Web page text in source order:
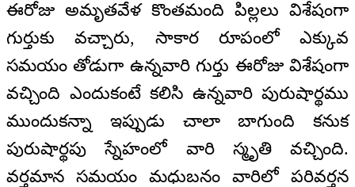
ఈరోజు అమృతవేళ కొంతమంది పిల్లలు విశేషంగా
గుర్తుకు వచ్చారు, సాకార రూపంలో ఎక్కువ
సమయం తోడుగా ఉన్నవారి గుర్తు ఈరోజు విశేషంగా
వచ్చింది ఎందుకంటే కలిసి ఉన్నవారి పురుషార్థము
ముందుకన్నా ఇప్పుడు చాలా బాగుంది కనుక
పురుషార్థపు స్నేహంలో వారి స్మృతి వచ్చింది.
వర్తమాన సమయం మధుబనం వారిలో పరివర్తన